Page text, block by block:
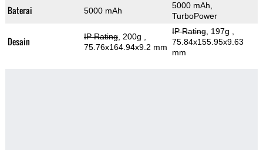
Baterai 5000 mAh
5000 mAh,
TurboPower
Desain IP Rating, 200g
75.76x164.94x9.2 mm
IP Rating, 197g
75.84x155.95x9.63
mm